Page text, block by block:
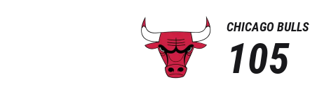
CHICAGO BULLS
105